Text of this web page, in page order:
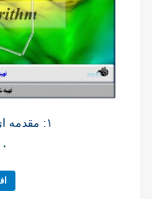
۱: مقدمه ای بر الگوریتم سیمپلکس